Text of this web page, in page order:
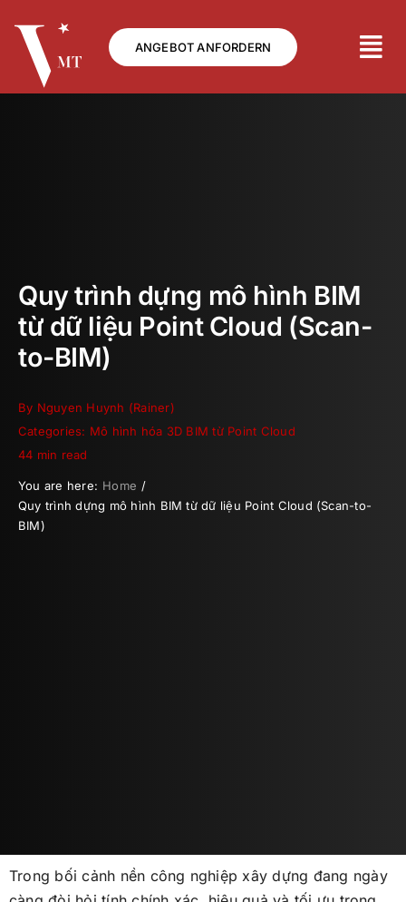
content
ANGEBOT ANFORDERN
Quy trình dựng mô hình BIM
từ dữ liệu Point Cloud (Scan-
to-BIM)
By Nguyen Huynh (Rainer)
Categories: Mô hình hóa 3D BIM từ Point Cloud
44 min read
You are here: Home
Quy trình dựng mô hình BIM từ dữ liệu Point Cloud (Scan-to-
BIM)
Trong bối cảnh nền công nghiệp xây dựng đang ngày